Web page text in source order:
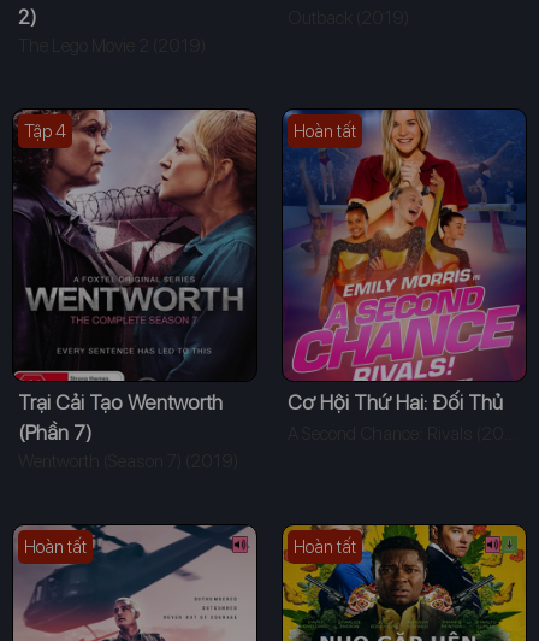
2)
Tập 4
Trại Cải Tạo Wentworth
(Phần 7)
Hoàn tất
Cơ Hội Thứ Hai: Đối Thủ
Hoàn tất Hoàn tất